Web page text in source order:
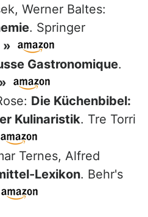
Werner Baltes:
. Springer
»
Gastronomique.
»
Die Küchenbibel:
Kulinaristik. Tre Torri
Ternes, Alfred
Lexikon. Behr's